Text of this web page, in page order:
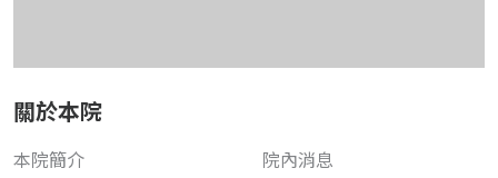
關於本院
本院簡介
院內消息